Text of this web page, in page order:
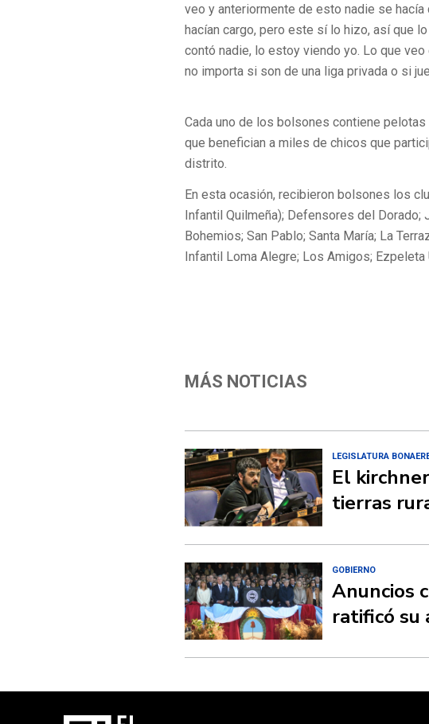
veo y anteriormente de esto nadie se
hacían cargo, pero este sí lo hizo, así que
contó nadie, lo estoy viendo yo. Lo que
no importa si son de una liga privada o si
Cada uno de los bolsones contiene
que benefician a miles de chicos que
distrito.
En esta ocasión, recibieron bolsones los
Infantil Quilmeña); Defensores del Dorado;
Bohemios; San Pablo; Santa María; La
Infantil Loma Alegre; Los Amigos; Ezpeleta
MÁS NOTICIAS
LEGISLATURA
El
tierras
GOBIERNO
Anuncios
ratificó su